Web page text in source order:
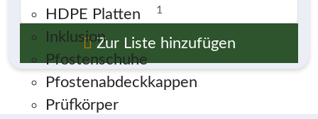
HDPE Platten
Inklusion
Pfostenschuhe
Pfostenabdeckkappen
Prüfkörper
Zur Liste hinzufügen